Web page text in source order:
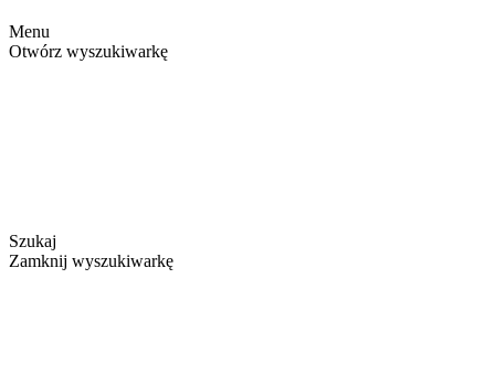
Menu
Otwórz wyszukiwarkę
Szukaj
Zamknij wyszukiwarkę